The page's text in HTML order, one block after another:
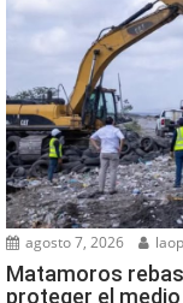
agosto 7, 2026
Matamoros
proteger el